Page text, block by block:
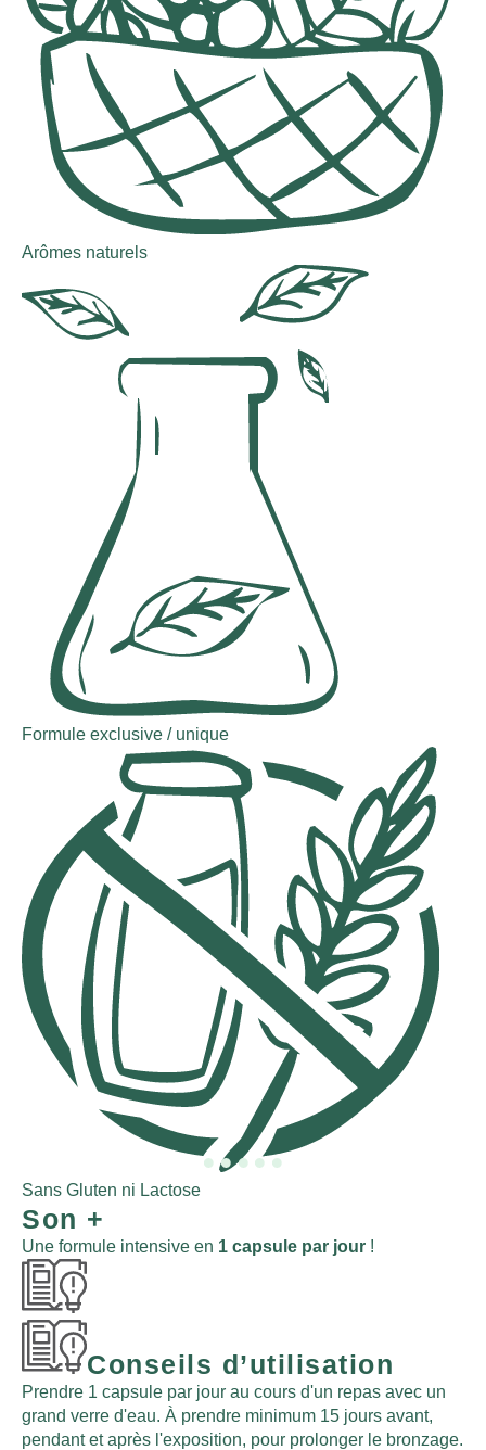
Arômes naturels
Formule exclusive / unique
Sans Gluten ni Lactose
Son +
Une formule intensive en 1 capsule par jour !
Conseils d’utilisation
Prendre 1 capsule par jour au cours d'un repas avec un
grand verre d'eau. À prendre minimum 15 jours avant,
pendant et après l'exposition, pour prolonger le bronzage.